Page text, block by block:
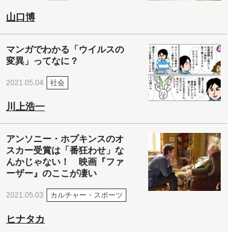
山口博
マンガでわかる「ウイルスの
変異」ってなに？
2021.05.04 社会
川上浩一
アンソニー・ホプキンスのオ
スカー受賞は「番狂わせ」な
んかじゃない！ 映画『ファ
ーザー』のここが凄い
2021.05.03 カルチャー・スポーツ
ヒナタカ